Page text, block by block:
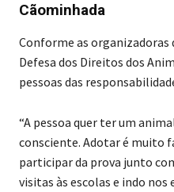
Cãominhada
Conforme as organizadoras
Defesa dos Direitos dos
pessoas das
“A pessoa quer ter um
consciente. Adotar é muito
participar da prova junto
visitas às escolas e indo